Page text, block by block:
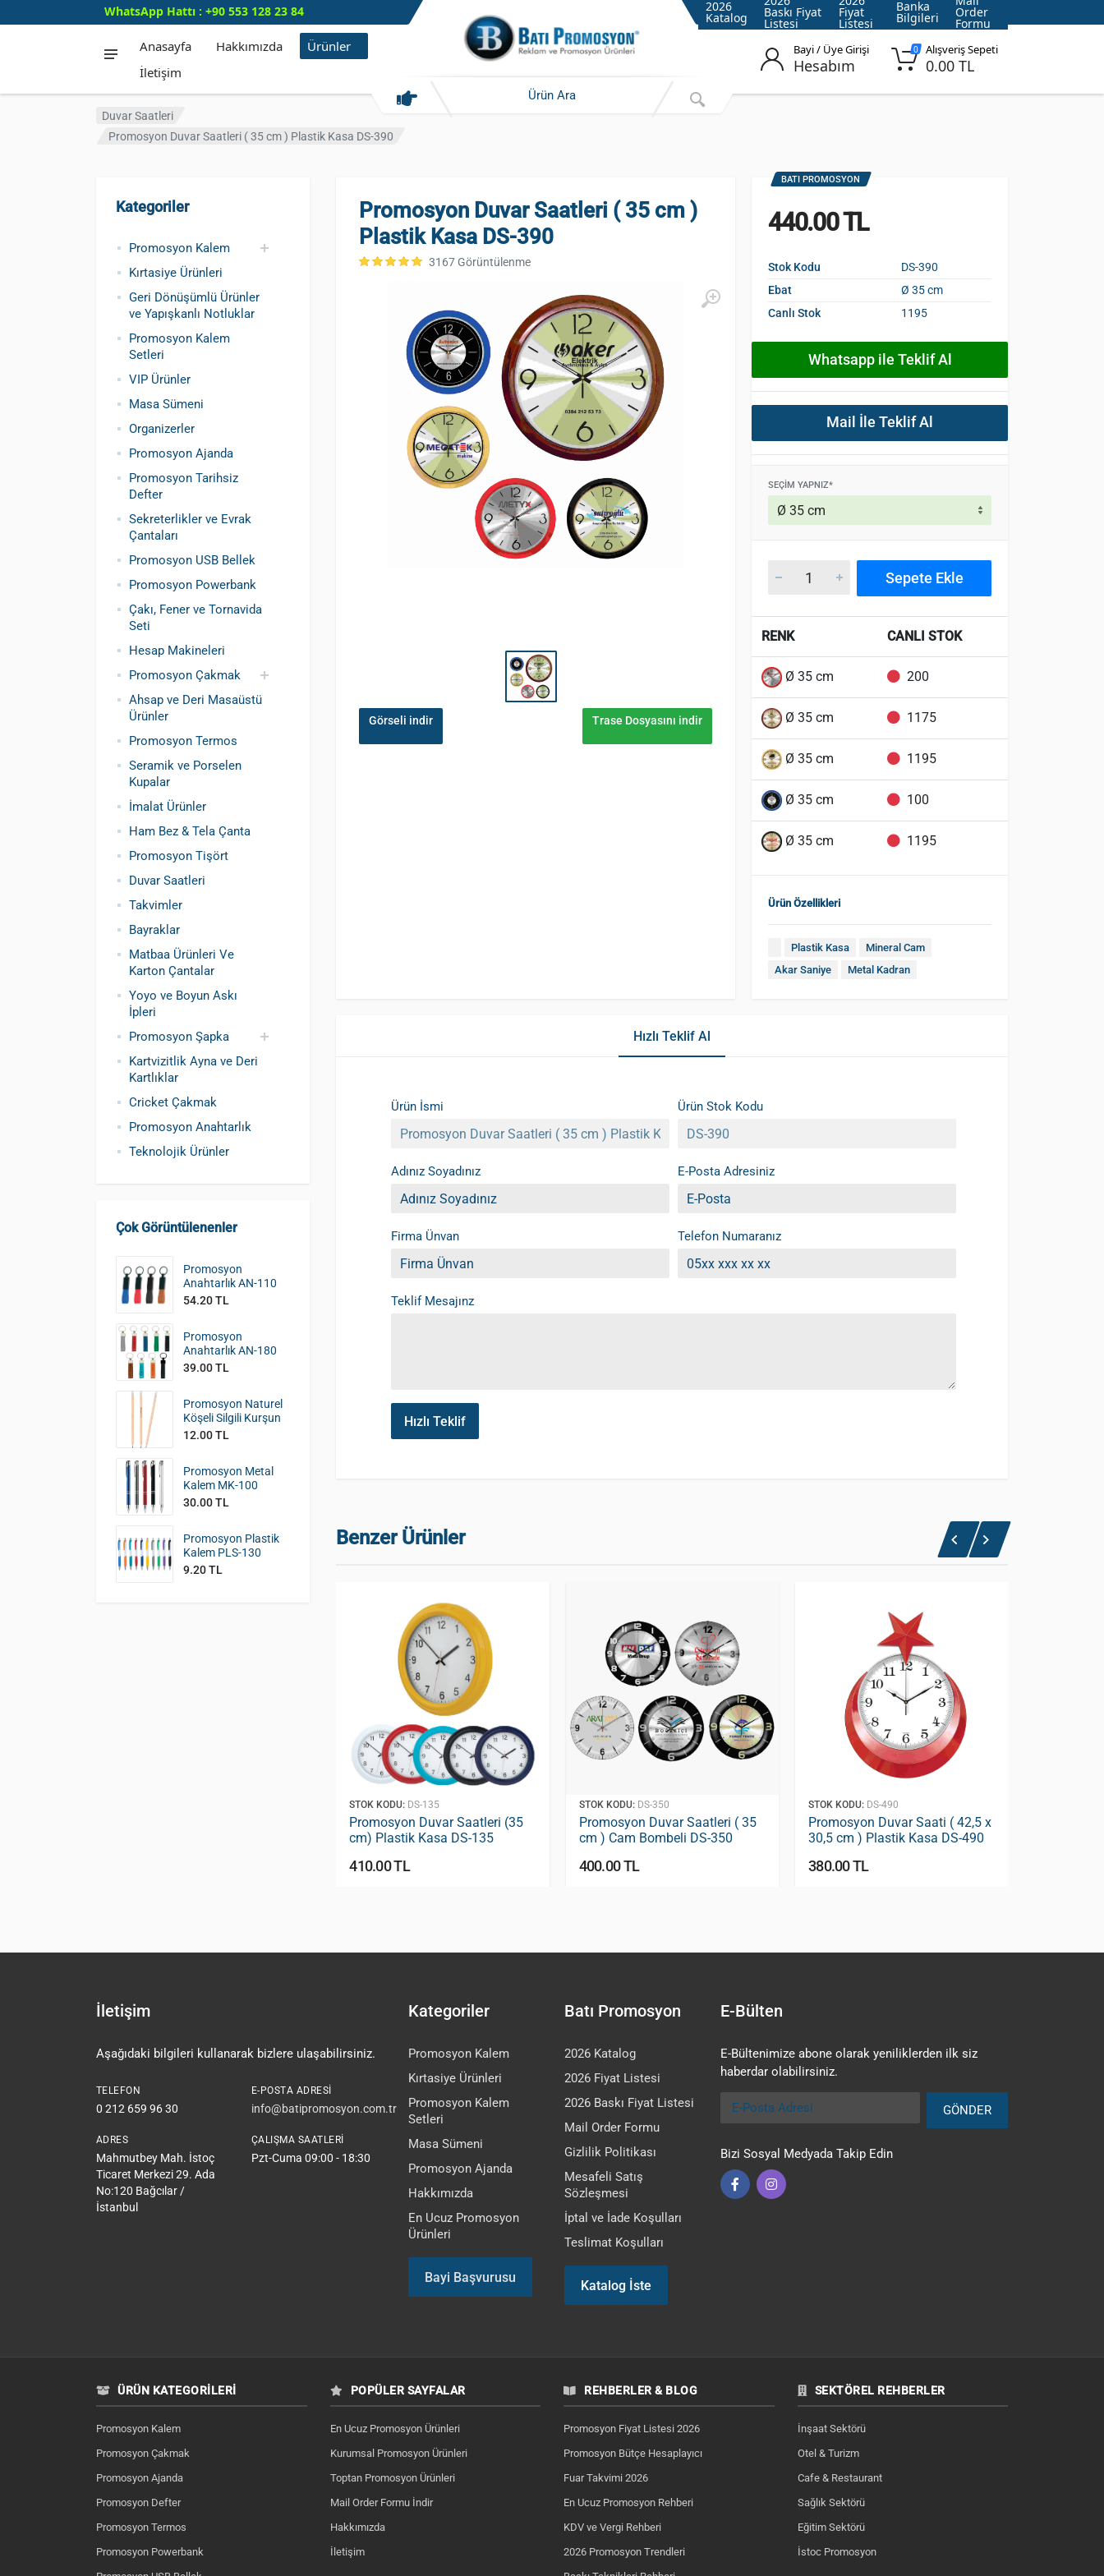
WhatsApp Hattı : +90 553 128 23 84 2026
Katalog Baskı Fiyat
Listesi
Fiyat
Listesi
Banka
Bilgileri Order
Formu
Anasayfa Hakkımızda
Ürünler
İletişim
Bayi / Üye Girişi
Hesabım
0 Alışveriş Sepeti
0.00 TL
Duvar Saatleri
Promosyon Duvar Saatleri ( 35 cm ) Plastik Kasa DS-390
Kategoriler
Promosyon Kalem
Promosyon Metal
Kalem
Promosyon Roller
Kalem
Promosyon
Dokunmatik Kalem
Promosyon Plastik
Kalem
Geri Dönüşümlü ve
Tohumlu Kalemler
Promosyon
Fosforlu Kalem
Kursun Kalemler
Kırtasiye Ürünleri
Geri Dönüşümlü Ürünler
ve Yapışkanlı Notluklar
Promosyon Kalem
Setleri
VIP Ürünler
Masa Sümeni
Organizerler
Promosyon Ajanda
Promosyon Tarihsiz
Defter
Sekreterlikler ve Evrak
Çantaları
Promosyon USB Bellek
Promosyon Powerbank
Çakı, Fener ve Tornavida
Seti
Hesap Makineleri
Promosyon Çakmak
Siboplu Çakmak
Manyetolu Çakmak
Ahsap ve Deri Masaüstü
Ürünler
Promosyon Termos
Seramik ve Porselen
Kupalar
İmalat Ürünler
Ham Bez & Tela Çanta
Promosyon Tişört
Duvar Saatleri
Takvimler
Bayraklar
Matbaa Ürünleri Ve
Karton Çantalar
Yoyo ve Boyun Askı
İpleri
Promosyon Şapka
Pamuklu Şapka
Polyester Şapka
Baskılı Şapka
Toptan
Kartvizitlik Ayna ve Deri
Kartlıklar
Cricket Çakmak
Promosyon Anahtarlık
Teknolojik Ürünler
Çok Görüntülenenler
Promosyon
Anahtarlık AN-110
54.20 TL
Promosyon
Anahtarlık AN-180
39.00 TL
Promosyon Naturel
Köşeli Silgili Kurşun
Kalem KK-390
12.00 TL
Promosyon Metal
Kalem MK-100
30.00 TL
Promosyon Plastik
Kalem PLS-130
9.20 TL
Görseli indir Trase Dosyasını indir
Promosyon Duvar Saatleri ( 35 cm )
Plastik Kasa DS-390
3167 Görüntülenme
BATI PROMOSYON
440.00 TL
Stok Kodu
DS-390
Ebat
Ø 35 cm
Canlı Stok
1195
Whatsapp ile Teklif Al
Mail İle Teklif Al
SEÇIM YAPNIZ*
Sepete Ekle
RENK CANLI STOK
Ø 35 cm 200
Ø 35 cm 1175
Ø 35 cm 1195
Ø 35 cm 100
Ø 35 cm 1195
Ürün Özellikleri
Plastik Kasa
Mineral Cam
Akar Saniye
Metal Kadran
Hızlı Teklif Al
Ürün İsmi Ürün Stok Kodu
Adınız Soyadınız E-Posta Adresiniz
Firma Ünvan Telefon Numaranız
Teklif Mesajınz
Hızlı Teklif
Benzer Ürünler
STOK KODU: DS-135
Promosyon Duvar Saatleri (35
cm) Plastik Kasa DS-135
410.00 TL
STOK KODU:DS-350
Promosyon Duvar Saatleri ( 35
cm ) Cam Bombeli DS-350
400.00 TL
STOK KODU:DS-490
Promosyon Duvar Saati ( 42,5 x
30,5 cm ) Plastik Kasa DS-490
380.00 TL
İletişim
Aşağıdaki bilgileri kullanarak bizlere ulaşabilirsiniz.
TELEFON
0 212 659 96 30
E-POSTA ADRESI
info@batipromosyon.com.tr
ADRES
Mahmutbey Mah. İstoç
Ticaret Merkezi 29. Ada
No:120 Bağcılar /
İstanbul
ÇALIŞMA SAATLERI
Pzt-Cuma 09:00 - 18:30
Kategoriler
Promosyon Kalem
Kırtasiye Ürünleri
Promosyon Kalem
Setleri
Masa Sümeni
Promosyon Ajanda
Hakkımızda
En Ucuz Promosyon
Ürünleri
Bayi Başvurusu
Batı Promosyon
2026 Katalog
2026 Fiyat Listesi
2026 Baskı Fiyat Listesi
Mail Order Formu
Gizlilik Politikası
Mesafeli Satış
Sözleşmesi
İptal ve İade Koşulları
Teslimat Koşulları
Katalog İste
E-Bülten
E-Bültenimize abone olarak yeniliklerden ilk siz
haberdar olabilirsiniz.
E-Posta Adresi
GÖNDER
Bizi Sosyal Medyada Takip Edin
ÜRÜN KATEGORILERI
Promosyon Kalem
Promosyon Çakmak
Promosyon Ajanda
Promosyon Defter
Promosyon Termos
Promosyon Powerbank
POPÜLER SAYFALAR
En Ucuz Promosyon Ürünleri
Kurumsal Promosyon Ürünleri
Toptan Promosyon Ürünleri
Mail Order Formu İndir
Hakkımızda
İletişim
REHBERLER & BLOG
Promosyon Fiyat Listesi 2026
Promosyon Bütçe Hesaplayıcı
Fuar Takvimi 2026
En Ucuz Promosyon Rehberi
KDV ve Vergi Rehberi
2026 Promosyon Trendleri
SEKTÖREL REHBERLER
İnşaat Sektörü
Otel & Turizm
Cafe & Restaurant
Sağlık Sektörü
Eğitim Sektörü
İstoc Promosyon